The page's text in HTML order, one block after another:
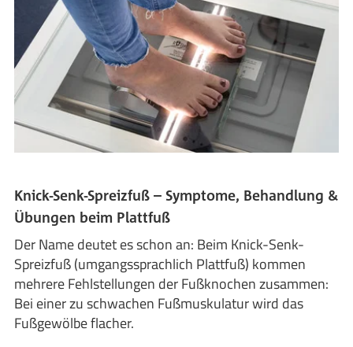
Knick-Senk-Spreizfuß – Symptome, Behandlung &
Übungen beim Plattfuß
Der Name deutet es schon an: Beim Knick-Senk-
Spreizfuß (umgangssprachlich Plattfuß) kommen
mehrere Fehlstellungen der Fußknochen zusammen:
Bei einer zu schwachen Fußmuskulatur wird das
Fußgewölbe flacher.